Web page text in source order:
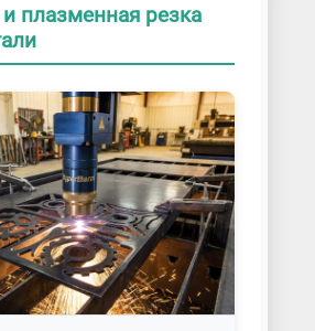
плазменная резка